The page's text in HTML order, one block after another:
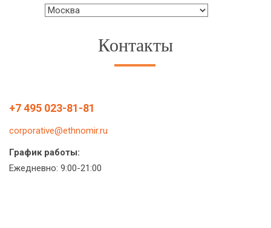
Контакты
+7 495 023-81-81
corporative@ethnomir.ru
График работы:
Ежедневно: 9:00-21:00